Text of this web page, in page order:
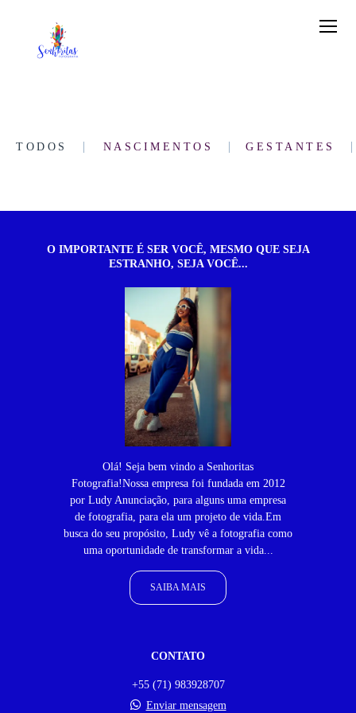
TODOS NASCIMENTOS GESTANTES
O IMPORTANTE É SER VOCÊ, MESMO QUE SEJA
ESTRANHO, SEJA VOCÊ...
Olá! Seja bem vindo a Senhoritas
Fotografia!Nossa empresa foi fundada em 2012
por Ludy Anunciação, para alguns uma empresa
de fotografia, para ela um projeto de vida.Em
busca do seu propósito, Ludy vê a fotografia como
uma oportunidade de transformar a vida...
SAIBA MAIS
CONTATO
+55 (71) 983928707
Enviar mensagem